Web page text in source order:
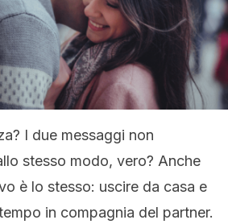
I due messaggi non
stesso modo, vero? Anche
è lo stesso: uscire da casa e
in compagnia del partner.